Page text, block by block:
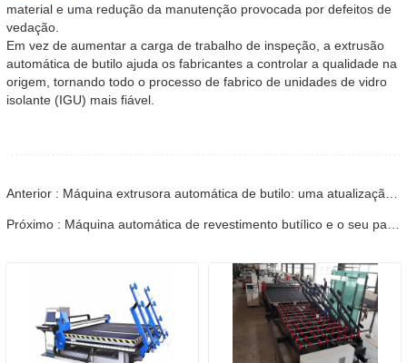
material e uma redução da manutenção provocada por defeitos de
vedação.
Em vez de aumentar a carga de trabalho de inspeção, a extrusão
automática de butilo ajuda os fabricantes a controlar a qualidade na
origem, tornando todo o processo de fabrico de unidades de vidro
isolante (IGU) mais fiável.